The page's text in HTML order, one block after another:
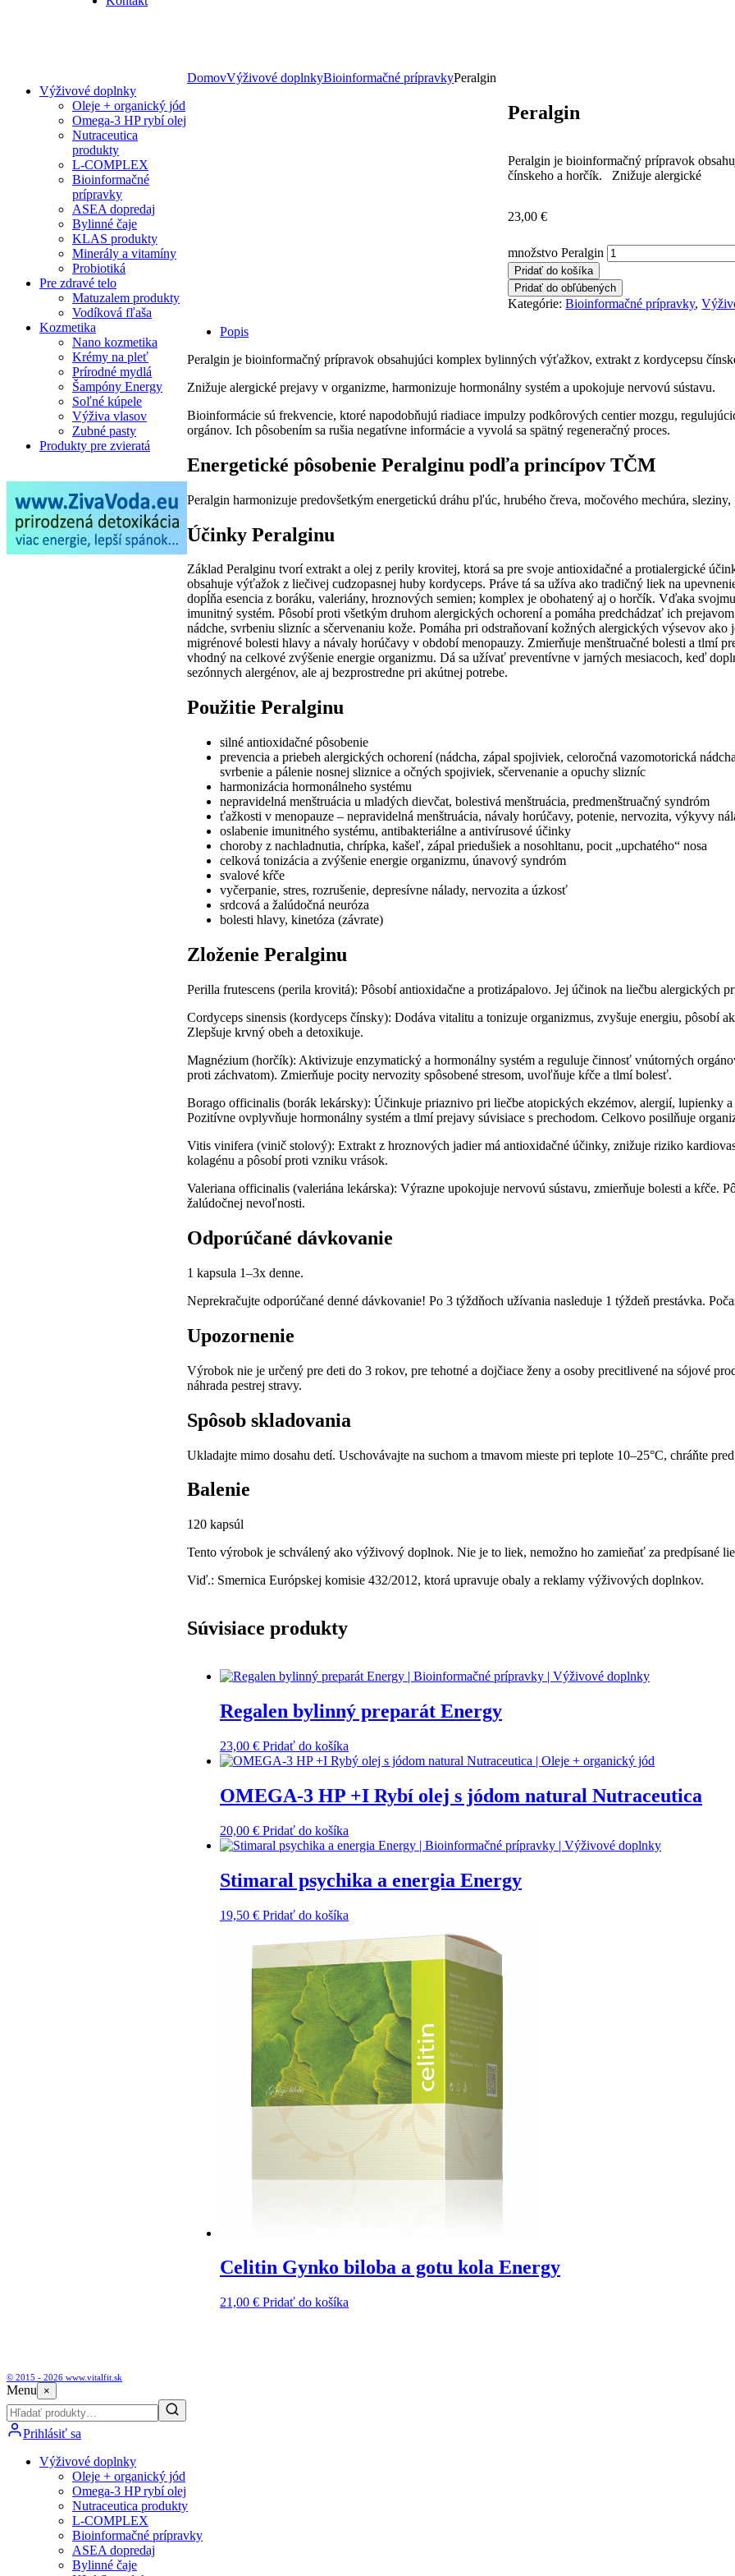
Výživové doplnky
Oleje + organický jód
Omega-3 HP rybí olej
Nutraceutica
produkty
L-COMPLEX
Bioinformačné
prípravky
ASEA dopredaj
Bylinné čaje
KLAS produkty
Minerály a vitamíny
Probiotiká
Pre zdravé telo
Matuzalem produkty
Vodíková fľaša
Kozmetika
Nano kozmetika
Krémy na pleť
Prírodné mydlá
Šampóny Energy
Soľné kúpele
Výživa vlasov
Zubné pasty
Produkty pre zvieratá
DomovVýživové doplnkyBioinformačné prípravkyPeralgin
Peralgin
Peralgin je bioinformačný prípravok
čínskeho a horčík. Znižuje alergické
23,00€
množstvo Peralgin
Pridať do košíka
Pridať do obľúbených
Kategórie:Bioinformačné prípravky,
Popis
Peralgin je bioinformačný prípravok obsahujúci komplex bylinných výťažkov, extrakt z kordycepsu
Znižuje alergické prejavy v organizme, harmonizuje hormonálny systém a upokojuje nervovú sústavu.
Bioinformácie sú frekvencie, ktoré napodobňujú riadiace impulzy podkôrových centier mozgu,
orgánov. Ich pôsobením sa rušia negatívne informácie a vyvolá sa spätný regeneračný proces.
Energetické pôsobenie Peralginu podľa princípov TČM
Peralgin harmonizuje predovšetkým energetickú dráhu pľúc, hrubého čreva, močového mechúra,
Účinky Peralginu
Základ Peralginu tvorí extrakt a olej z perily krovitej, ktorá sa pre svoje antioxidačné a protialergické
obsahuje výťažok z liečivej cudzopasnej huby kordyceps. Práve tá sa užíva ako tradičný liek na
dopĺňa esencia z boráku, valeriány, hroznových semien; komplex je obohatený aj o horčík. Vďaka
imunitný systém. Pôsobí proti všetkým druhom alergických ochorení a pomáha predchádzať ich
nádche, svrbeniu slizníc a sčervenaniu kože. Pomáha pri odstraňovaní kožných alergických výsevov
migrénové bolesti hlavy a návaly horúčavy v období menopauzy. Zmierňuje menštruačné bolesti a tlmí
vhodný na celkové zvýšenie energie organizmu. Dá sa užívať preventívne v jarných mesiacoch, keď
sezónnych alergénov, ale aj bezprostredne pri akútnej potrebe.
Použitie Peralginu
silné antioxidačné pôsobenie
prevencia a priebeh alergických ochorení (nádcha, zápal spojiviek, celoročná vazomotorická
svrbenie a pálenie nosnej sliznice a očných spojiviek, sčervenanie a opuchy slizníc
harmonizácia hormonálneho systému
nepravidelná menštruácia u mladých dievčat, bolestivá menštruácia, predmenštruačný syndróm
ťažkosti v menopauze – nepravidelná menštruácia, návaly horúčavy, potenie, nervozita, výkyvy
oslabenie imunitného systému, antibakteriálne a antivírusové účinky
choroby z nachladnutia, chrípka, kašeľ, zápal priedušiek a nosohltanu, pocit „upchatého“ nosa
celková tonizácia a zvýšenie energie organizmu, únavový syndróm
svalové kŕče
vyčerpanie, stres, rozrušenie, depresívne nálady, nervozita a úzkosť
srdcová a žalúdočná neuróza
bolesti hlavy, kinetóza (závrate)
Zloženie Peralginu
Perilla frutescens (perila krovitá): Pôsobí antioxidačne a protizápalovo. Jej účinok na liečbu alergických
Cordyceps sinensis (kordyceps čínsky): Dodáva vitalitu a tonizuje organizmus, zvyšuje energiu, pôsobí
Zlepšuje krvný obeh a detoxikuje.
Magnézium (horčík): Aktivizuje enzymatický a hormonálny systém a reguluje činnosť vnútorných
proti záchvatom). Zmierňuje pocity nervozity spôsobené stresom, uvoľňuje kŕče a tlmí bolesť.
Borago officinalis (borák lekársky): Účinkuje priaznivo pri liečbe atopických ekzémov, alergií, lupienky
Pozitívne ovplyvňuje hormonálny systém a tlmí prejavy súvisiace s prechodom. Celkovo posilňuje
Vitis vinifera (vinič stolový): Extrakt z hroznových jadier má antioxidačné účinky, znižuje riziko
kolagénu a pôsobí proti vzniku vrások.
Valeriana officinalis (valeriána lekárska): Výrazne upokojuje nervovú sústavu, zmierňuje bolesti a kŕče.
žalúdočnej nevoľnosti.
Odporúčané dávkovanie
1 kapsula 1–3x denne.
Neprekračujte odporúčané denné dávkovanie! Po 3 týždňoch užívania nasleduje 1 týždeň prestávka.
Upozornenie
Výrobok nie je určený pre deti do 3 rokov, pre tehotné a dojčiace ženy a osoby precitlivené na sójové
náhrada pestrej stravy.
Spôsob skladovania
Ukladajte mimo dosahu detí. Uschovávajte na suchom a tmavom mieste pri teplote 10–25°C, chráňte
Balenie
120 kapsúl
Tento výrobok je schválený ako výživový doplnok. Nie je to liek, nemožno ho zamieňať za predpísané
Viď.: Smernica Európskej komisie 432/2012, ktorá upravuje obaly a reklamy výživových doplnkov.
Súvisiace produkty
Regalen bylinný preparát Energy
23,00 € Pridať do košíka
OMEGA-3 HP +I Rybí olej s jódom natural Nutraceutica
20,00 € Pridať do košíka
Stimaral psychika a energia Energy
19,50 € Pridať do košíka
Celitin Gynko biloba a gotu kola Energy
21,00 € Pridať do košíka
© 2015 - 2026 www.vitalfit.sk
Menu ×
Prihlásiť sa
Výživové doplnky
Oleje + organický jód
Omega-3 HP rybí olej
Nutraceutica produkty
L-COMPLEX
Bioinformačné prípravky
ASEA dopredaj
Bylinné čaje